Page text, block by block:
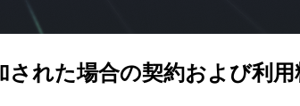
れた場合の契約および利用